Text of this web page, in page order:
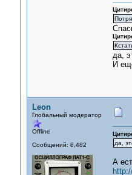
да,
И
Leon
Глобальный модератор
Offline
Сообщений: 6,482
да,
А